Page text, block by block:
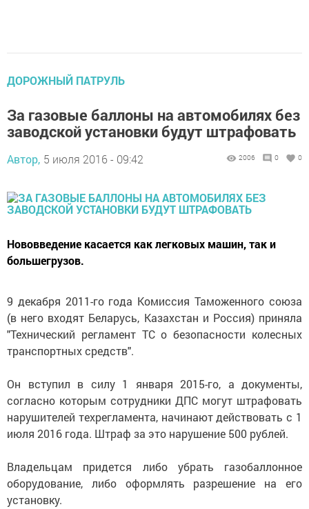
ДОРОЖНЫЙ ПАТРУЛЬ
За газовые баллоны на автомобилях без
заводской установки будут штрафовать
Автор, 5 июля 2016 - 09:42 2006 0 0
Нововведение касается как легковых машин, так и
большегрузов.
9 декабря 2011-го года Комиссия Таможенного союза
(в него входят Беларусь, Казахстан и Россия) приняла
"Технический регламент ТС о безопасности колесных
транспортных средств".
Он вступил в силу 1 января 2015-го, а документы,
согласно которым сотрудники ДПС могут штрафовать
нарушителей техрегламента, начинают действовать с 1
июля 2016 года. Штраф за это нарушение 500 рублей.
Владельцам придется либо убрать газобаллонное
оборудование, либо оформлять разрешение на его
установку.